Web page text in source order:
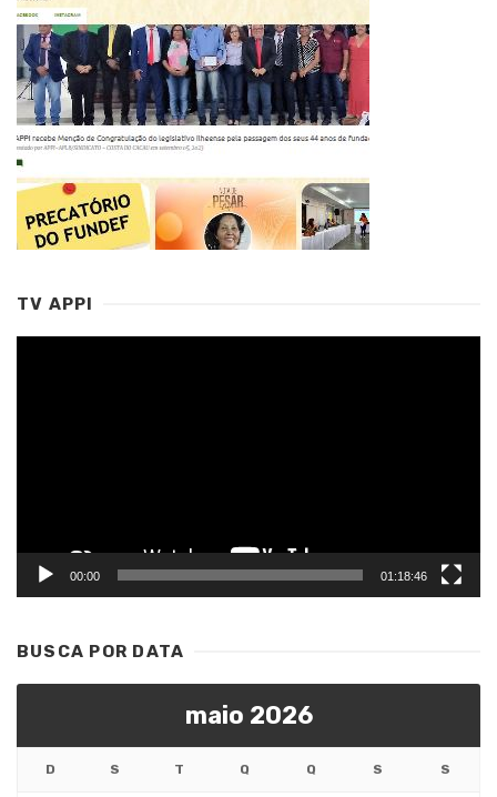
TV APPI
00:00 01:18:46
BUSCA POR DATA
maio 2026
D S T Q Q S S